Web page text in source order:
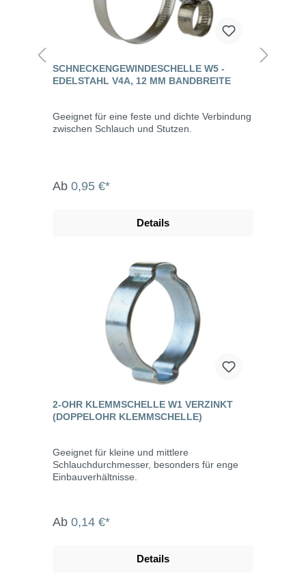
SCHNECKENGEWINDESCHELLE W5 -
EDELSTAHL V4A, 12 MM BANDBREITE
Geeignet für eine feste und dichte Verbindung
zwischen Schlauch und Stutzen.
Ab 0,95 €*
Details
2-OHR KLEMMSCHELLE W1 VERZINKT
(DOPPELOHR KLEMMSCHELLE)
Geeignet für kleine und mittlere
Schlauchdurchmesser, besonders für enge
Einbauverhältnisse.
Ab 0,14 €*
Details